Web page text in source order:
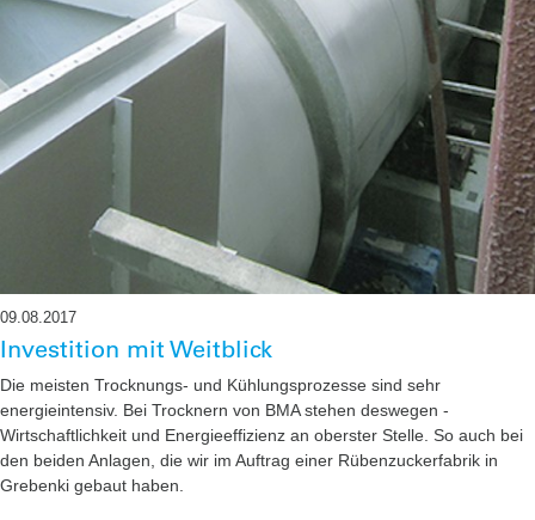
09.08.2017
Investition mit Weitblick
Die meisten Trocknungs- und Kühlungsprozesse sind sehr
energieintensiv. Bei Trocknern von BMA stehen deswegen ­
Wirtschaftlichkeit und Energie­effizienz an oberster Stelle. ­So auch bei
den beiden Anlagen, die wir im Auftrag einer Rübenzuckerfabrik in
Grebenki gebaut haben.